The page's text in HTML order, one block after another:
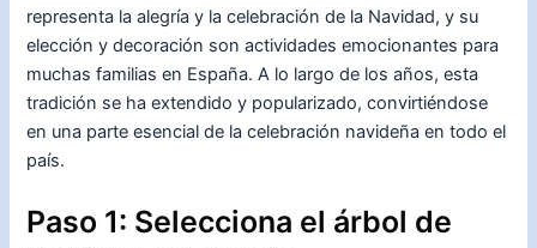
representa la alegría y la celebración de la Navidad, y su
elección y decoración son actividades emocionantes para
muchas familias en España. A lo largo de los años, esta
tradición se ha extendido y popularizado, convirtiéndose
en una parte esencial de la celebración navideña en todo el
país.
Paso 1: Selecciona el árbol de